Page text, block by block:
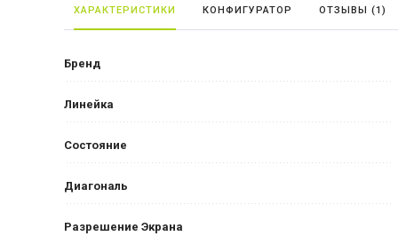
ХАРАКТЕРИСТИКИ КОНФИГУРАТОР ОТЗЫВЫ (1 )
Бренд
Линейка
Состояние
Диагональ
Разрешение Экрана